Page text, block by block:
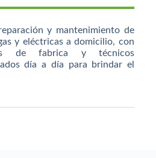
y mantenimiento de
y eléctricas a domicilio, con
de fabrica y técnicos
día a día para brindar el